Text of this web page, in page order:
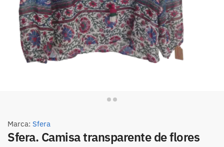
Marca: Sfera
Sfera. Camisa transparente de flores